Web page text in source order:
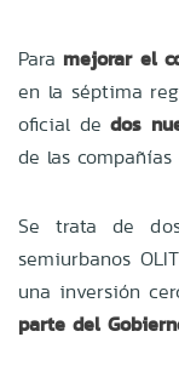
Para mejorar el
en la séptima
oficial dedos
de las
Se trata de
semiurbanos
una inversión
parte del